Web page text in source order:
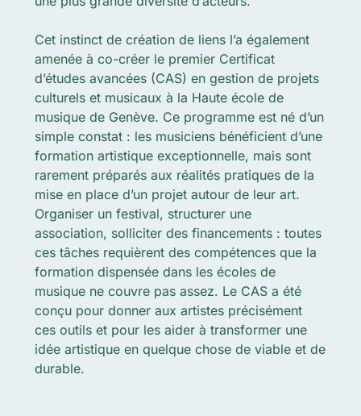
Cet instinct de création de liens l’a également
amenée à co-créer le premier Certificat
d’études avancées (CAS) en gestion de projets
culturels et musicaux à la Haute école de
musique de Genève. Ce programme est né d’un
simple constat : les musiciens bénéficient d’une
formation artistique exceptionnelle, mais sont
rarement préparés aux réalités pratiques de la
mise en place d’un projet autour de leur art.
Organiser un festival, structurer une
association, solliciter des financements : toutes
ces tâches requièrent des compétences que la
formation dispensée dans les écoles de
musique ne couvre pas assez. Le CAS a été
conçu pour donner aux artistes précisément
ces outils et pour les aider à transformer une
idée artistique en quelque chose de viable et de
durable.